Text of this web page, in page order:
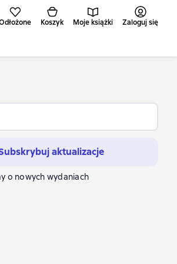
Koszyk Moje książki Zaloguj się
aktualizacje
o nowych wydaniach